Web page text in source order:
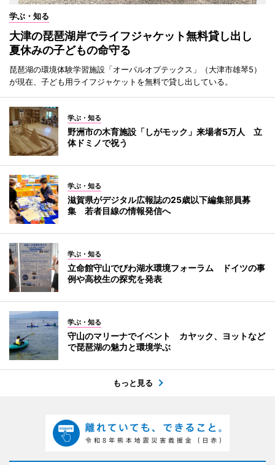
学ぶ・知る
大津の琵琶湖岸でライフジャケット無料貸し出し
夏休みの子どもの命守る
琵琶湖の環境体験学習施設「オーパルオプテックス」（大津市雄琴5）
が現在、子ども用ライフジャケットを無料で貸し出している。
学ぶ・知る
野洲市の木育施設「しがモック」来場者5万人 立
体ドミノで祝う
学ぶ・知る
滋賀県がデジタル広報誌の25歳以下編集部員募
集 若者目線の情報発信へ
学ぶ・知る
立命館守山でびわ湖水環境フォーラム ドイツの事
例や高校生の探究を発表
学ぶ・知る
守山のマリーナでイベント カヤック、ヨットなど
で琵琶湖の魅力と環境学ぶ
もっと見る